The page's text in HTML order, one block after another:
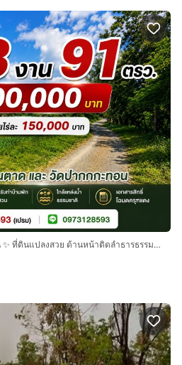
ที่ดินอุดโฉนดครุฑแดง พร้อมโอน ✨ ที่ดินแปลงสวย ด้านหน้าติดลำธารธรรมชาติ บรรยากาศเงียบสงบ เหมาะสำหรับบ้านสวน ทำเกษตร หรือสร้างบ้านพักยามเกษียณ